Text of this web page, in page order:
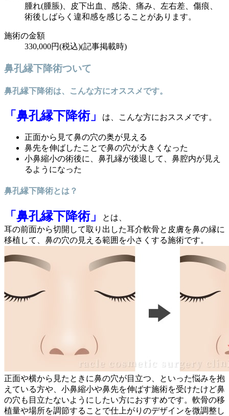
腫れ(腫脹)、皮下出血、感染、痛み、左右差、傷痕、
術後しばらく違和感を感じることがあります。
施術の金額
330,000円(税込)(記事掲載時)
鼻孔縁下降術ついて
鼻孔縁下降術は、こんな方にオススメです。
「鼻孔縁下降術」 は、こんな方におススメです。
正面から見て鼻の穴の奥が見える
鼻先を伸ばしたことで鼻の穴が大きくなった
小鼻縮小の術後に、鼻孔縁が後退して、鼻腔内が見え
るようになった
鼻孔縁下降術とは？
「鼻孔縁下降術」
とは、
耳の前面から切開して取り出した耳介軟骨と皮膚を鼻の縁に
移植して、鼻の穴の見える範囲を小さくする施術です。
正面や横から見たときに鼻の穴が目立つ、といった悩みを抱
えている方や、小鼻縮小や鼻先を伸ばす施術を受けたけど鼻
の穴も目立たないようにしたい方におすすめです。軟骨の移
植量や場所を調節することで仕上がりのデザインを微調整し